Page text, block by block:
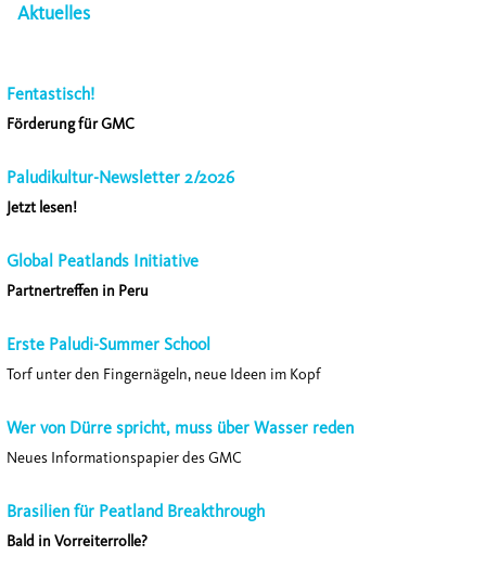
Aktuelles
Fentastisch!
Förderung für GMC
Paludikultur-Newsletter 2/2026
Jetzt lesen!
Global Peatlands Initiative
Partnertreffen in Peru
Erste Paludi-Summer School
Torf unter den Fingernägeln, neue Ideen im Kopf
Wer von Dürre spricht, muss über Wasser reden
Neues Informationspapier des GMC
Brasilien für Peatland Breakthrough
Bald in Vorreiterrolle?